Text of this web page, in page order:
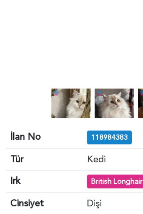
İlan No 118984383
Tür
Kedi
Irk
British Longhair
Cinsiyet
Dişi